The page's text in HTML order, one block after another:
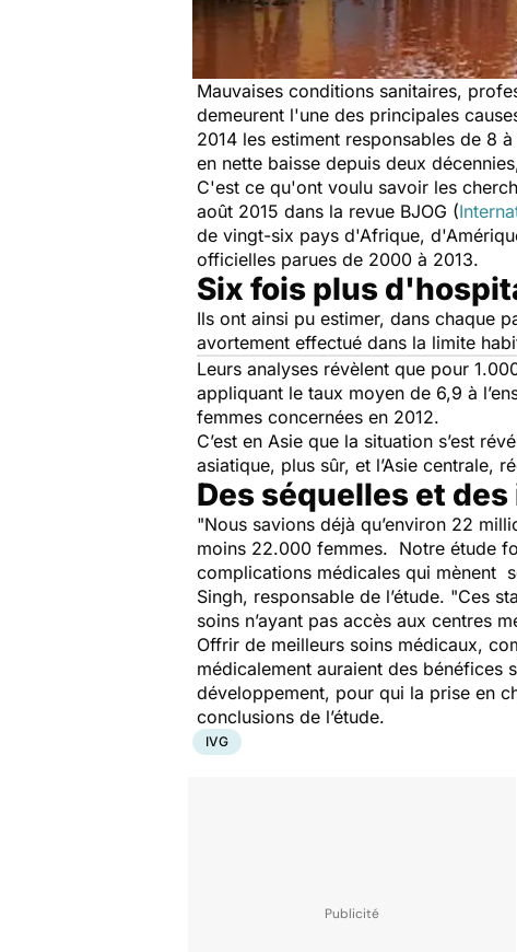
Mauvaises conditions sanitaires,
demeurent l'une des principales
2014 les estiment responsables de 8
en nette baisse depuis deux
C'est ce qu'ont voulu savoir les
août 2015 dans la revue BJOG (
de vingt-six pays d'Afrique,
officielles parues de 2000 à 2013.
Six fois plus
Ils ont ainsi pu estimer, dans chaque
avortement effectué dans la limite
Leurs analyses révèlent que pour
appliquant le taux moyen de 6,9 à
femmes concernées en 2012.
C’est en Asie que la situation s’est
asiatique, plus sûr, et l’Asie centrale,
Des séquelles et
"Nous savions déjà qu’environ 22
moins 22.000 femmes. Notre étude
complications médicales qui mènent
Singh, responsable de l’étude. "Ces
soins n’ayant pas accès aux centres
Offrir de meilleurs soins médicaux,
médicalement auraient des bénéfices
développement, pour qui la prise en
conclusions de l’étude.
IVG